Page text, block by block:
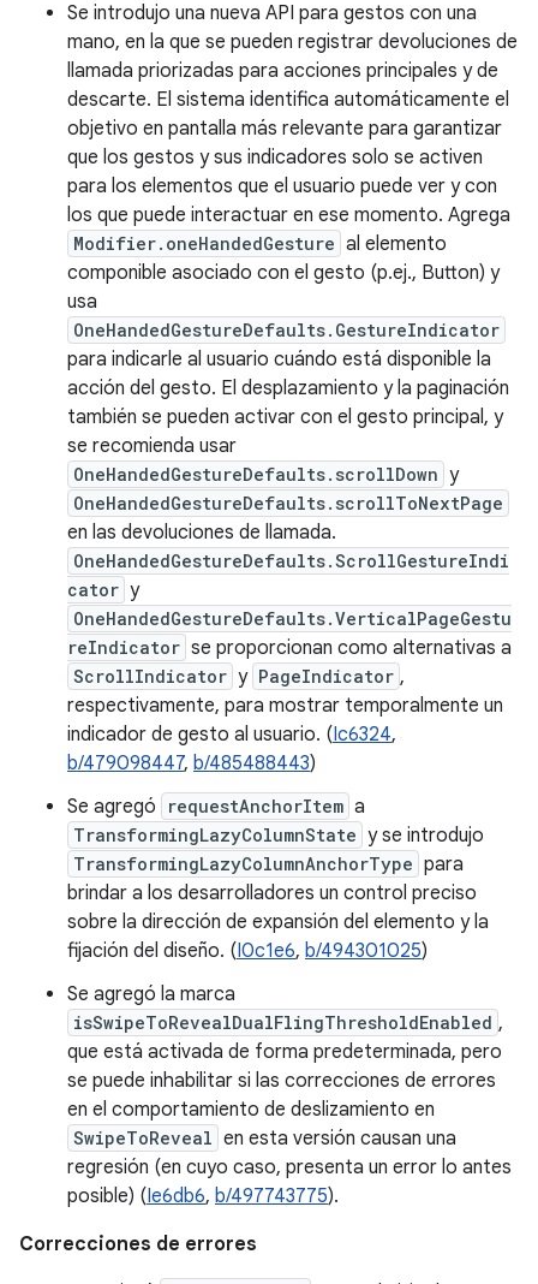
Se introdujo una nueva API para gestos con una
mano, en la que se pueden registrar devoluciones de
llamada priorizadas para acciones principales y de
descarte. El sistema identifica automáticamente el
objetivo en pantalla más relevante para garantizar
que los gestos y sus indicadores solo se activen
para los elementos que el usuario puede ver y con
los que puede interactuar en ese momento. Agrega
Modifier.oneHandedGesture al elemento
componible asociado con el gesto (p.ej., Button) y
usa
OneHandedGestureDefaults.GestureIndicator
para indicarle al usuario cuándo está disponible la
acción del gesto. El desplazamiento y la paginación
también se pueden activar con el gesto principal, y
se recomienda usar
OneHandedGestureDefaults.scrollDown y
OneHandedGestureDefaults.scrollToNextPage
en las devoluciones de llamada.
OneHandedGestureDefaults.ScrollGestureIndi
cator y
OneHandedGestureDefaults.VerticalPageGestu
reIndicator se proporcionan como alternativas a
ScrollIndicator y PageIndicator ,
respectivamente, para mostrar temporalmente un
indicador de gesto al usuario. (Ic6324,
b/479098447, b/485488443)
Se agregó
requestAnchorItem a
TransformingLazyColumnState y se introdujo
TransformingLazyColumnAnchorType para
brindar a los desarrolladores un control preciso
sobre la dirección de expansión del elemento y la
fijación del diseño. (I0c1e6, b/494301025)
Se agregó la marca
isSwipeToRevealDualFlingThresholdEnabled ,
que está activada de forma predeterminada, pero
se puede inhabilitar si las correcciones de errores
en el comportamiento de deslizamiento en
SwipeToReveal en esta versión causan una
regresión (en cuyo caso, presenta un error lo antes
posible) (Ie6db6, b/497743775).
Correcciones de errores